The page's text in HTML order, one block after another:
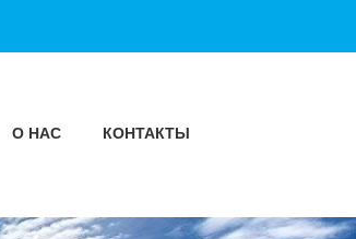
О НАС КОНТАКТЫ